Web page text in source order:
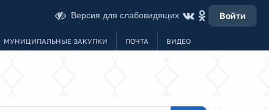
Версия для слабовидящих Войти
МУНИЦИПАЛЬНЫЕ ЗАКУПКИ ПОЧТА ВИДЕО